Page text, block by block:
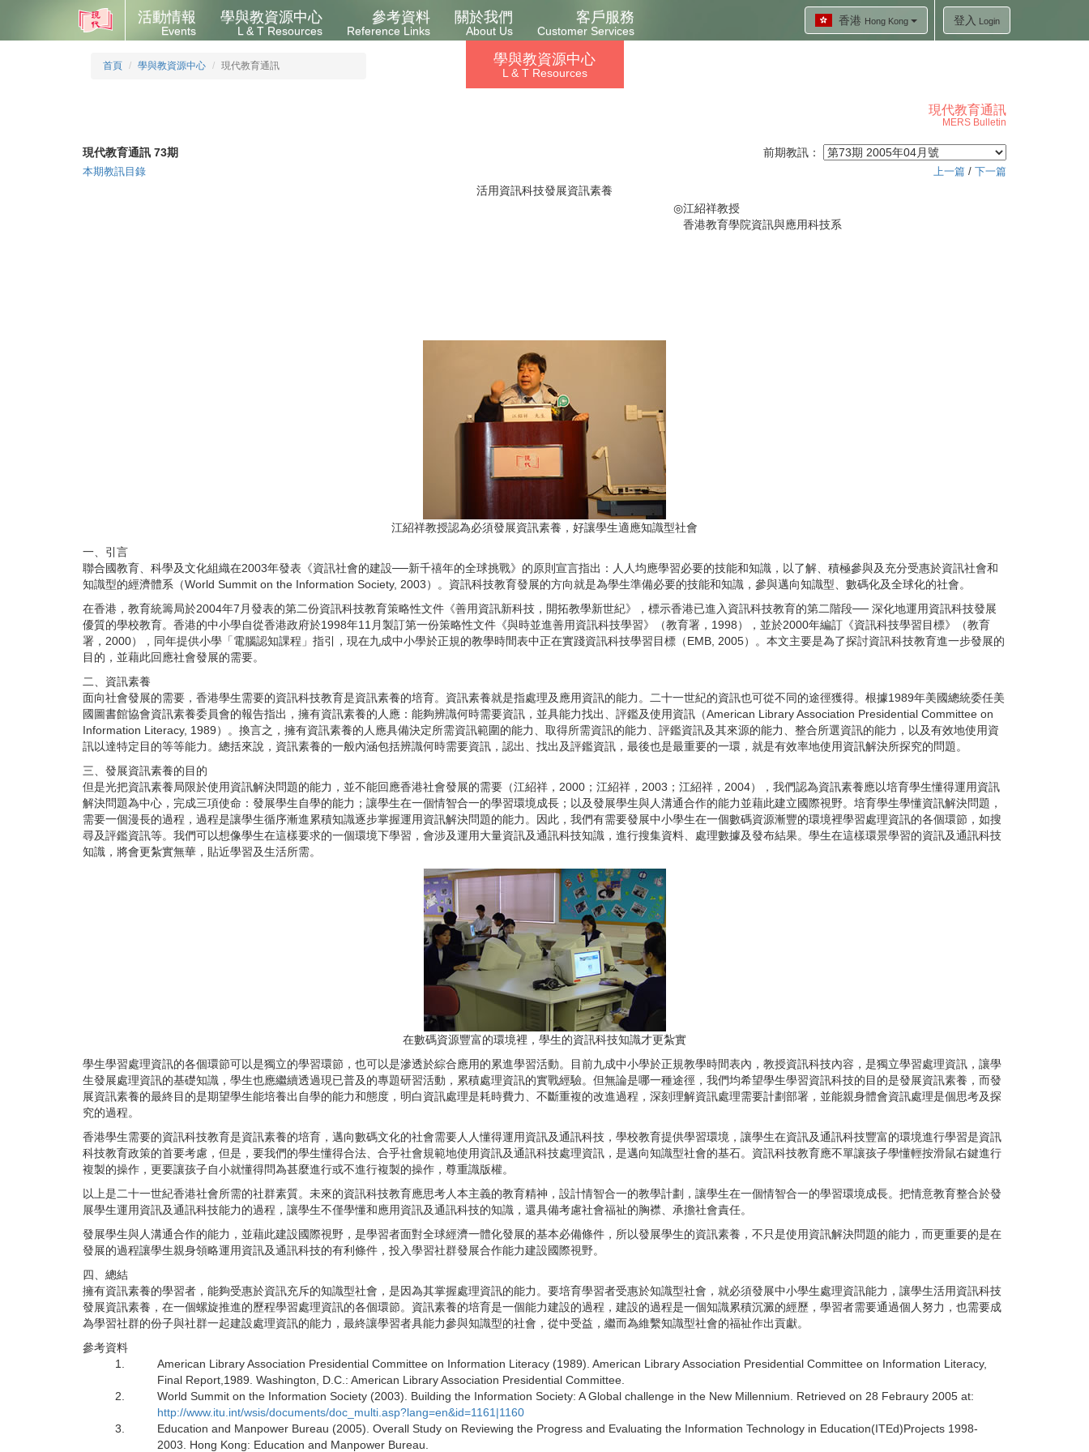
香港 Hong Kong 登入 Login
活動情報
Events
學與教資源中心
L & T Resources
參考資料
Reference Links
關於我們
About Us
客戶服務
Customer Services
首頁 學與教資源中心 現代教育通訊 學與教資源中心
L & T Resources
現代教育通訊
MERS Bulletin
現代教育通訊 73期 前期教訊：
本期教訊目錄 上一篇 / 下一篇
活用資訊科技發展資訊素養
◎江紹祥教授
香港教育學院資訊與應用科技系
江紹祥教授認為必須發展資訊素養，好讓學生適應知識型社會
一、引言
聯合國教育、科學及文化組織在2003年發表《資訊社會的建設──新千禧年的全球挑戰》的原則宣言指出：人人均應學習必要的技能和知識，以了解、積極參與及充分受惠於資訊社會和
知識型的經濟體系（World Summit on the Information Society, 2003）。資訊科技教育發展的方向就是為學生準備必要的技能和知識，參與邁向知識型、數碼化及全球化的社會。
在香港，教育統籌局於2004年7 月發表的第二份資訊科技教育策略性文件《善用資訊新科技，開拓教學新世紀》，標示香港已進入資訊科技教育的第二階段── 深化地運用資訊科技發展
優質的學校教育。香港的中小學自從香港政府於1998年11 月製訂第一份策略性文件《與時並進善用資訊科技學習》（教育署， 1998），並於2000年編訂《資訊科技學習目標》（教育
署， 2000），同年提供小學「電腦認知課程」指引，現在九成中小學於正規的教學時間表中正在實踐資訊科技學習目標（EMB, 2005）。本文主要是為了探討資訊科技教育進一步發展的
目的，並藉此回應社會發展的需要。
二、資訊素養
面向社會發展的需要，香港學生需要的資訊科技教育是資訊素養的培育。資訊素養就是指處理及應用資訊的能力。二十一世紀的資訊也可從不同的途徑獲得。根據1989年美國總統委任美
國圖書館協會資訊素養委員會的報告指出，擁有資訊素養的人應：能夠辨識何時需要資訊，並具能力找出、評鑑及使用資訊（American Library Association Presidential Committee on
Information Literacy, 1989）。換言之，擁有資訊素養的人應具備決定所需資訊範圍的能力、取得所需資訊的能力、評鑑資訊及其來源的能力、整合所選資訊的能力，以及有效地使用資
訊以達特定目的等等能力。總括來說，資訊素養的一般內涵包括辨識何時需要資訊，認出、找出及評鑑資訊，最後也是最重要的一環，就是有效率地使用資訊解決所探究的問題。
三、發展資訊素養的目的
但是光把資訊素養局限於使用資訊解決問題的能力，並不能回應香港社會發展的需要（江紹祥， 2000 ；江紹祥， 2003 ；江紹祥， 2004），我們認為資訊素養應以培育學生懂得運用資訊
解決問題為中心，完成三項使命：發展學生自學的能力；讓學生在一個情智合一的學習環境成長；以及發展學生與人溝通合作的能力並藉此建立國際視野。培育學生學懂資訊解決問題，
需要一個漫長的過程，過程是讓學生循序漸進累積知識逐步掌握運用資訊解決問題的能力。因此，我們有需要發展中小學生在一個數碼資源漸豐的環境裡學習處理資訊的各個環節，如搜
尋及評鑑資訊等。我們可以想像學生在這樣要求的一個環境下學習，會涉及運用大量資訊及通訊科技知識，進行搜集資料、處理數據及發布結果。學生在這樣環景學習的資訊及通訊科技
知識，將會更紮實無華，貼近學習及生活所需。
在數碼資源豐富的環境裡，學生的資訊科技知識才更紮實
學生學習處理資訊的各個環節可以是獨立的學習環節，也可以是滲透於綜合應用的累進學習活動。目前九成中小學於正規教學時間表內，教授資訊科技內容，是獨立學習處理資訊，讓學
生發展處理資訊的基礎知識，學生也應繼續透過現已普及的專題研習活動，累積處理資訊的實戰經驗。但無論是哪一種途徑，我們均希望學生學習資訊科技的目的是發展資訊素養，而發
展資訊素養的最終目的是期望學生能培養出自學的能力和態度，明白資訊處理是耗時費力、不斷重複的改進過程，深刻理解資訊處理需要計劃部署，並能親身體會資訊處理是個思考及探
究的過程。
香港學生需要的資訊科技教育是資訊素養的培育，邁向數碼文化的社會需要人人懂得運用資訊及通訊科技，學校教育提供學習環境，讓學生在資訊及通訊科技豐富的環境進行學習是資訊
科技教育政策的首要考慮，但是，要我們的學生懂得合法、合乎社會規範地使用資訊及通訊科技處理資訊，是邁向知識型社會的基石。資訊科技教育應不單讓孩子學懂輕按滑鼠右鍵進行
複製的操作，更要讓孩子自小就懂得問為甚麼進行或不進行複製的操作，尊重識版權。
以上是二十一世紀香港社會所需的社群素質。未來的資訊科技教育應思考人本主義的教育精神，設計情智合一的教學計劃，讓學生在一個情智合一的學習環境成長。把情意教育整合於發
展學生運用資訊及通訊科技能力的過程，讓學生不僅學懂和應用資訊及通訊科技的知識，還具備考慮社會福祉的胸襟、承擔社會責任。
發展學生與人溝通合作的能力，並藉此建設國際視野，是學習者面對全球經濟一體化發展的基本必備條件，所以發展學生的資訊素養，不只是使用資訊解決問題的能力，而更重要的是在
發展的過程讓學生親身領略運用資訊及通訊科技的有利條件，投入學習社群發展合作能力建設國際視野。
四、總結
擁有資訊素養的學習者，能夠受惠於資訊充斥的知識型社會，是因為其掌握處理資訊的能力。要培育學習者受惠於知識型社會，就必須發展中小學生處理資訊能力，讓學生活用資訊科技
發展資訊素養，在一個螺旋推進的歷程學習處理資訊的各個環節。資訊素養的培育是一個能力建設的過程，建設的過程是一個知識累積沉澱的經歷，學習者需要通過個人努力，也需要成
為學習社群的份子與社群一起建設處理資訊的能力，最終讓學習者具能力參與知識型的社會，從中受益，繼而為維繫知識型社會的福祉作出貢獻。
參考資料
1.
American Library Association Presidential Committee on Information Literacy (1989). American Library Association Presidential Committee on Information Literacy,
Final Report,1989. Washington, D.C.: American Library Association Presidential Committee.
2.
World Summit on the Information Society (2003). Building the Information Society: A Global challenge in the New Millennium. Retrieved on 28 Febraury 2005 at:
http://www.itu.int/wsis/documents/doc_multi.asp?lang=en&id=1161|1160
3.
Education and Manpower Bureau (2005). Overall Study on Reviewing the Progress and Evaluating the Information Technology in Education(ITEd)Projects 1998-
2003. Hong Kong: Education and Manpower Bureau.